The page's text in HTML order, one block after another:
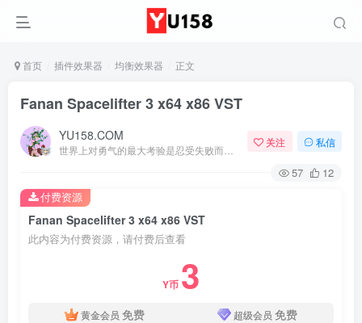
首页 插件效果器 均衡效果器 正文
Fanan Spacelifter 3 x64 x86 VST
YU158.COM 关注 私信
57 12
Fanan Spacelifter 3 x64 x86 VST
此内容为付费资源，请付费后查看
Y币 3
黄金会员 免费 超级会员 免费
付费资源